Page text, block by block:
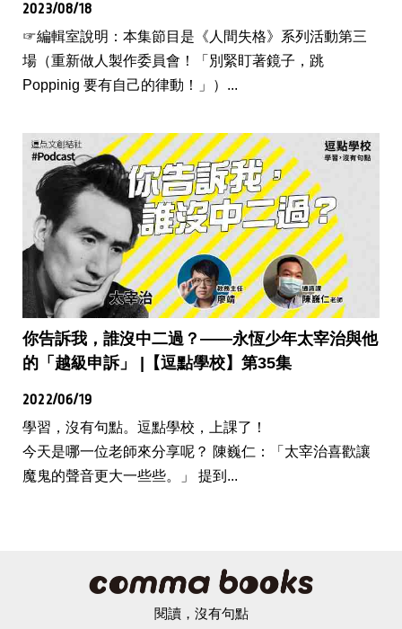
2023/08/18
☞編輯室說明：本集節目是《人間失格》系列活動第三
場（重新做人製作委員會！「別緊盯著鏡子，跳
Poppinig 要有自己的律動！」）...
你告訴我，誰沒中二過？——永恆少年太宰治與他
的「越級申訴」 |【逗點學校】第35集
2022/06/19
學習，沒有句點。逗點學校，上課了！
今天是哪一位老師來分享呢？ 陳巍仁：「太宰治喜歡讓
魔鬼的聲音更大一些些。」 提到...
閱讀，沒有句點